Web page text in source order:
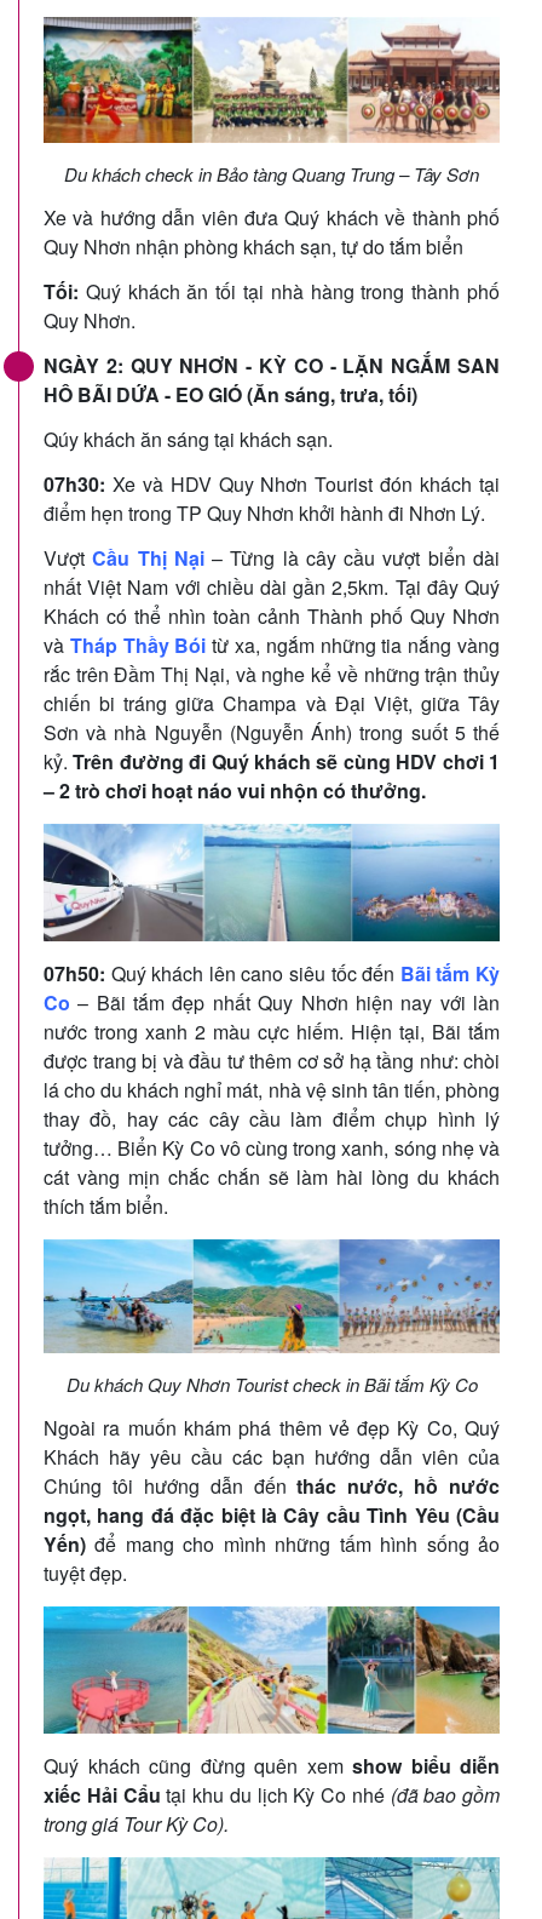
Du khách check in Bảo tàng Quang Trung – Tây Sơn
Xe và hướng dẫn viên đưa Quý khách về thành phố
Quy Nhơn nhận phòng khách sạn, tự do tắm biển
Tối: Quý khách ăn tối tại nhà hàng trong thành phố
Quy Nhơn.
NGÀY 2: QUY NHƠN - KỲ CO - LẶN NGẮM SAN
HÔ BÃI DỨA - EO GIÓ (Ăn sáng, trưa, tối)
Qúy khách ăn sáng tại khách sạn.
07h30: Xe và HDV Quy Nhơn Tourist đón khách tại
điểm hẹn trong TP Quy Nhơn khởi hành đi Nhơn Lý.
VượtCầu Thị Nại– Từng là cây cầu vượt biển dài
nhất Việt Nam với chiều dài gần 2,5km. Tại đây Quý
Khách có thể nhìn toàn cảnh Thành phố Quy Nhơn
và Tháp Thầy Bói từ xa, ngắm những tia nắng vàng
rắc trên Đầm Thị Nại, và nghe kể về những trận thủy
chiến bi tráng giữa Champa và Đại Việt, giữa Tây
Sơn và nhà Nguyễn (Nguyễn Ánh) trong suốt 5 thế
kỷ.Trên đường đi Quý khách sẽ cùng HDV chơi 1
– 2 trò chơi hoạt náo vui nhộn có thưởng.
07h50: Quý khách lên cano siêu tốc đến Bãi tắm Kỳ
Co – Bãi tắm đẹp nhất Quy Nhơn hiện nay với làn
nước trong xanh 2 màu cực hiếm. Hiện tại, Bãi tắm
được trang bị và đầu tư thêm cơ sở hạ tầng như: chòi
lá cho du khách nghỉ mát, nhà vệ sinh tân tiến, phòng
thay đồ, hay các cây cầu làm điểm chụp hình lý
tưởng… Biển Kỳ Co vô cùng trong xanh, sóng nhẹ và
cát vàng mịn chắc chắn sẽ làm hài lòng du khách
thích tắm biển.
Du khách Quy Nhơn Tourist check in Bãi tắm Kỳ Co
Ngoài ra muốn khám phá thêm vẻ đẹp Kỳ Co, Quý
Khách hãy yêu cầu các bạn hướng dẫn viên của
Chúng tôi hướng dẫn đếnthác nước, hồ nước
ngọt, hang đá đặc biệt là Cây cầu Tình Yêu (Cầu
Yến)để mang cho mình những tấm hình sống ảo
tuyệt đẹp.
Quý khách cũng đừng quên xem show biểu diễn
xiếc Hải Cẩu tại khu du lịch Kỳ Co nhé (đã bao gồm
trong giá Tour Kỳ Co).